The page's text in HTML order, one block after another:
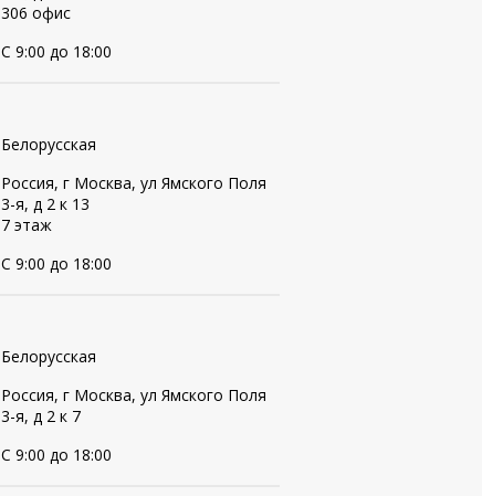
306 офис
С 9:00 до 18:00
Белорусская
Россия, г Москва, ул Ямского Поля
3-я, д 2 к 13
7 этаж
С 9:00 до 18:00
Белорусская
Россия, г Москва, ул Ямского Поля
3-я, д 2 к 7
С 9:00 до 18:00